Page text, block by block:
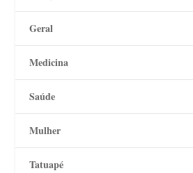
Geral
Medicina
Saúde
Mulher
Tatuapé